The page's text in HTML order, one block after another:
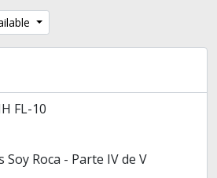
FL-10
Soy Roca - Parte IV de V